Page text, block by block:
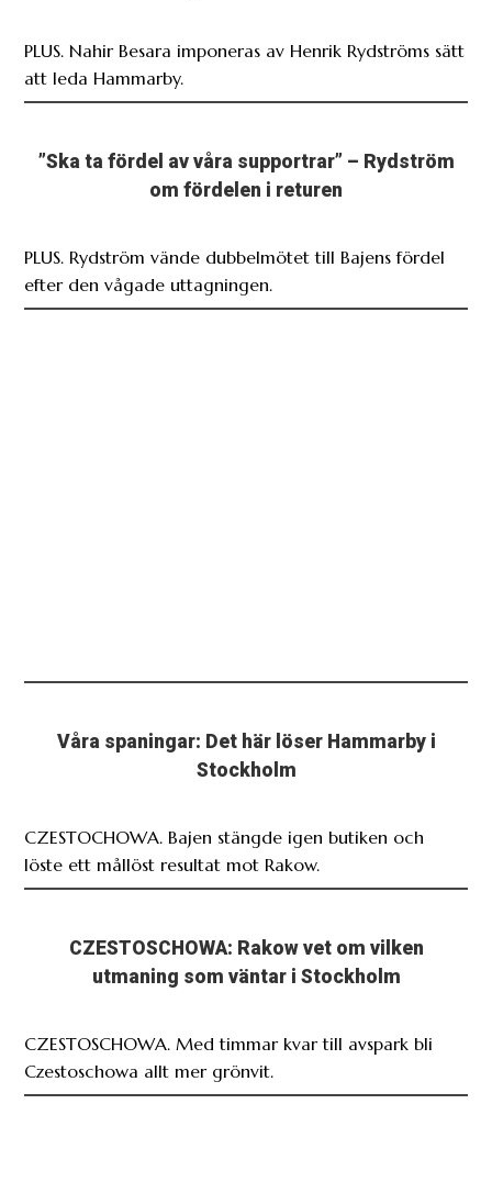
PLUS. Nahir Besara imponeras av Henrik Rydströms sätt
att leda Hammarby.
”Ska ta fördel av våra supportrar” – Rydström
om fördelen i returen
PLUS. Rydström vände dubbelmötet till Bajens fördel
efter den vågade uttagningen.
Våra spaningar: Det här löser Hammarby i
Stockholm
CZESTOCHOWA. Bajen stängde igen butiken och
löste ett mållöst resultat mot Rakow.
CZESTOSCHOWA: Rakow vet om vilken
utmaning som väntar i Stockholm
CZESTOSCHOWA. Med timmar kvar till avspark bli
Czestoschowa allt mer grönvit.